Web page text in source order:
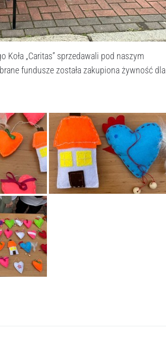
„Caritas” sprzedawali pod naszym
fundusze została zakupiona żywność dla